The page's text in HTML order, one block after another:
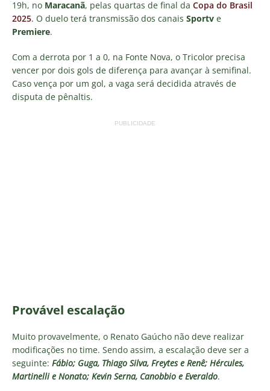
19h, no Maracanã, pelas quartas de final da Copa do Brasil
2025. O duelo terá transmissão dos canais Sportv e
Premiere.
Com a derrota por 1 a 0, na Fonte Nova, o Tricolor precisa
vencer por dois gols de diferença para avançar à semifinal.
Caso vença por um gol, a vaga será decidida através de
disputa de pênaltis.
PUBLICIDADE
Provável escalação
Muito provavelmente, o Renato Gaúcho não deve realizar
modificações no time. Sendo assim, a escalação deve ser a
seguinte: Fábio; Guga, Thiago Silva, Freytes e Renê; Hércules,
Martinelli e Nonato; Kevin Serna, Canobbio e Everaldo.